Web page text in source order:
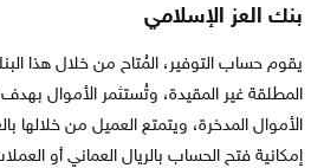
بنك العز الإسلامي
يقوم حساب التوفير، المُتاح من خلال هذا
المطلقة غير المقيدة، وتُستثمر الأموال
الأموال المدخرة، ويتمتع العميل من خلالها
إمكانية فتح الحساب بالريال العماني أو